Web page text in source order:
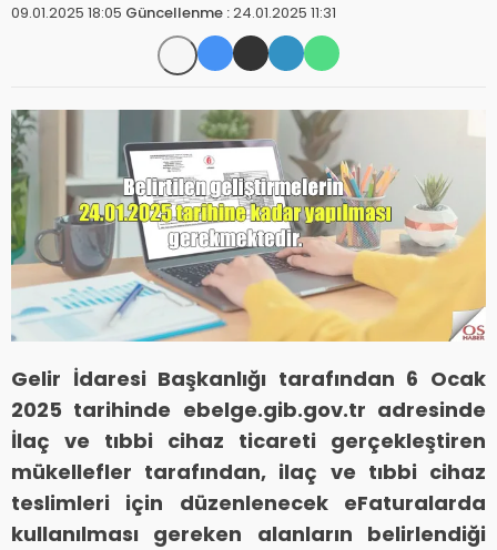
09.01.2025 18:05 Güncellenme :24.01.2025 11:31
Gelir İdaresi Başkanlığı tarafından 6 Ocak
2025 tarihinde ebelge.gib.gov.tr adresinde
İlaç ve tıbbi cihaz ticareti gerçekleştiren
mükellefler tarafından, ilaç ve tıbbi cihaz
teslimleri için düzenlenecek eFaturalarda
kullanılması gereken alanların belirlendiği